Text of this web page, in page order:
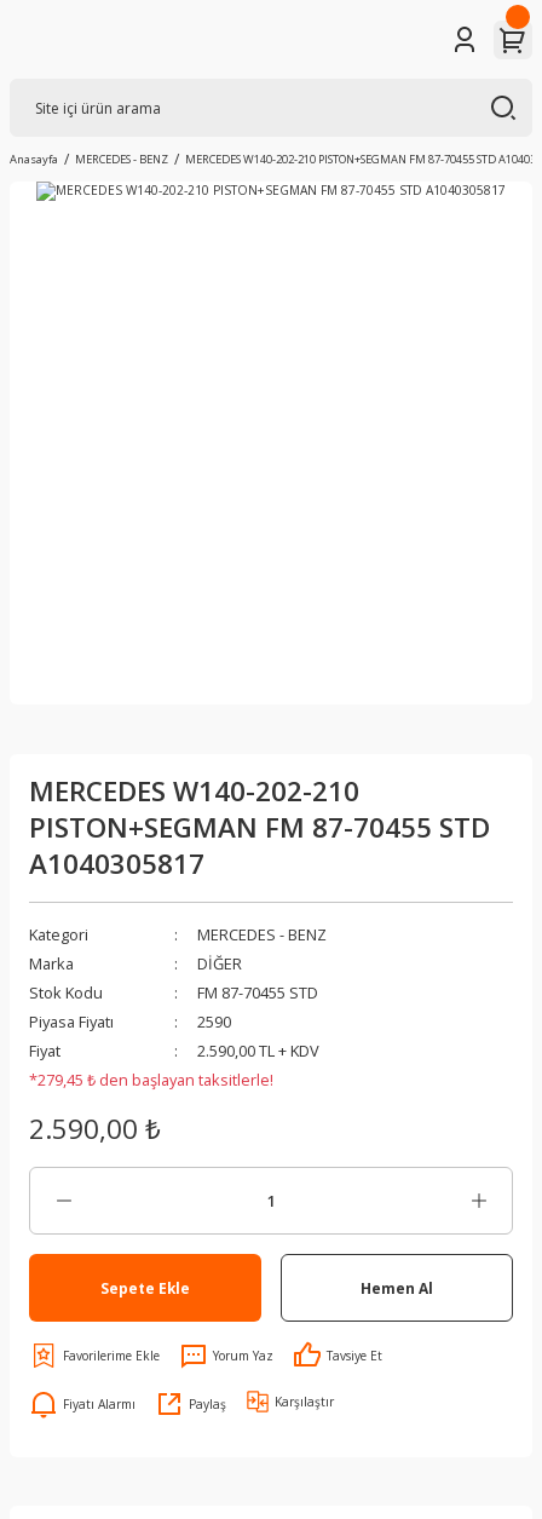
Anasayfa MERCEDES - BENZ MERCEDES W140-202-210 PISTON+SEGMAN FM 87-70455 STD
MERCEDES W140-202-210
PISTON+SEGMAN FM 87-70455 STD
A1040305817
Kategori
MERCEDES - BENZ
Marka
DİĞER
Stok Kodu
FM 87-70455 STD
Piyasa Fiyatı
2590
Fiyat
2.590,00 TL + KDV
*279,45 ₺ den başlayan taksitlerle!
2.590,00 ₺
Sepete Ekle Hemen Al
Yorum Yaz Tavsiye Et
Fiyatı Alarmı Paylaş Karşılaştır